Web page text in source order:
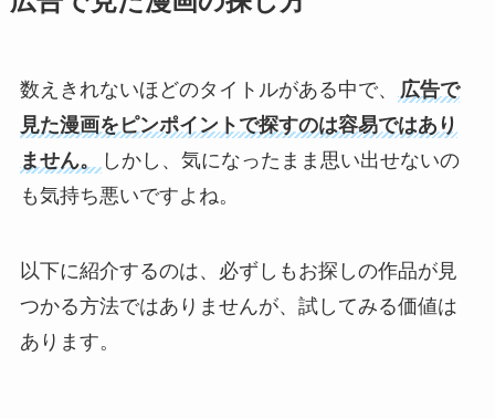
数えきれないほどのタイトルがある中で、
広告で
見た漫画をピンポイントで探すのは容易ではあり
ません。
しかし、気になったまま思い出せないの
も気持ち悪いですよね。
以下に紹介するのは、必ずしもお探しの作品が見
つかる方法ではありませんが、試してみる価値は
あります。